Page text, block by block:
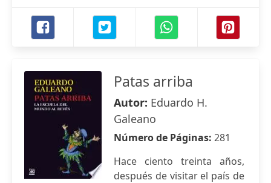
Patas arriba
Autor: Eduardo H.
Galeano
Número de Páginas: 281
Hace ciento treinta años,
después de visitar el país de